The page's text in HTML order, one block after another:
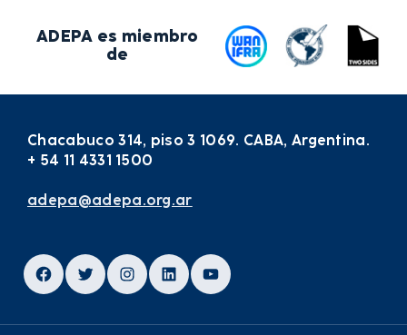
ADEPA es miembro
de
Chacabuco 314, piso 3 1069. CABA, Argentina.
+ 54 11 4331 1500
adepa@adepa.org.ar
Facebook
TwitterInstagram
LinkedInYouTube